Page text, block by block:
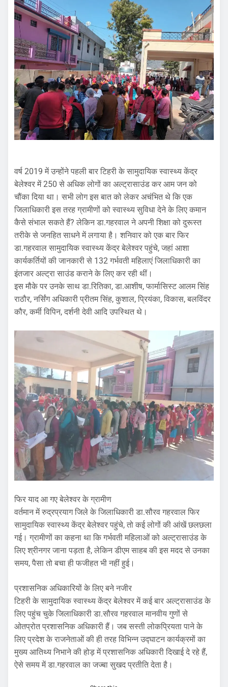
वर्ष 2019 में उन्होंने पहली बार टिहरी के सामुदायिक स्वास्थ्य केंद्र
बेलेश्वर में 250 से अधिक लोगों का अल्ट्रासाउंड कर आम जन को
चौंका दिया था। सभी लोग इस बात को लेकर अचंभित थे कि एक
जिलाधिकारी इस तरह ग्रामीणों को स्वास्थ्य सुविधा देने के लिए कमान
कैसे संभाल सकते हैं? लेकिन डा.गहरवाल ने अपनी शिक्षा को दुरूस्त
तरीके से जनहित साधने में लगाया है। शनिवार को एक बार फिर
डा.गहरवाल सामुदायिक स्वास्थ्य केंद्र बेलेश्वर पहुंचे, जहां आशा
कार्यकर्तियों की जानकारी से 132 गर्भवती महिलाएं जिलाधिकारी का
इंतजार अल्ट्रा साउंड कराने के लिए कर रही थीं।
इस मौके पर उनके साथ डा.रितिका, डा.आशीष, फार्मासिस्ट आलम सिंह
राठौर, नर्सिंग अधिकारी प्रीतम सिंह, कुशाल, प्रियंका, विकास, बलविंदर
कौर, कर्मी विपिन, दर्शनी देवी आदि उपस्थित थे।
फिर याद आ गए बेलेश्वर के ग्रामीण
वर्तमान में रुद्रप्रयाग जिले के जिलाधिकारी डा.सौरव गहरवाल फिर
सामुदायिक स्वास्थ्य केंद्र बेलेश्वर पहुंचे, तो कई लोगों की आंखें छलछला
गई। ग्रामीणों का कहना था कि गर्भवती महिलाओं को अल्ट्रासाउंड के
लिए श्रीनगर जाना पड़ता है, लेकिन डीएम साहब की इस मदद से उनका
समय, पैसा तो बचा ही फजीहत भी नहीं हुई।
प्रशासनिक अधिकारियों के लिए बने नजीर
टिहरी के सामुदायिक स्वास्थ्य केंद्र बेलेश्वर में कई बार अल्ट्रासाउंड के
लिए पहुंच चुके जिलाधिकारी डा.सौरव गहरवाल मानवीय गुणों से
ओतप्रोत प्रशासनिक अधिकारी हैं। जब सस्ती लोकप्रियता पाने के
लिए प्रदेश के राजनेताओं की ही तरह विभिन्न उद्घाटन कार्यक्रमों का
मुख्य आतिथ्य निभाने की होड़ में प्रशासनिक अधिकारी दिखाई दे रहे हैं,
ऐसे समय में डा.गहरवाल का जज्बा सुखद प्रतीति देता है।